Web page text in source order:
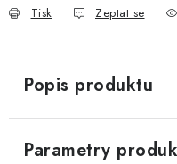
Tisk Zeptat se
Popis produktu
Parametry